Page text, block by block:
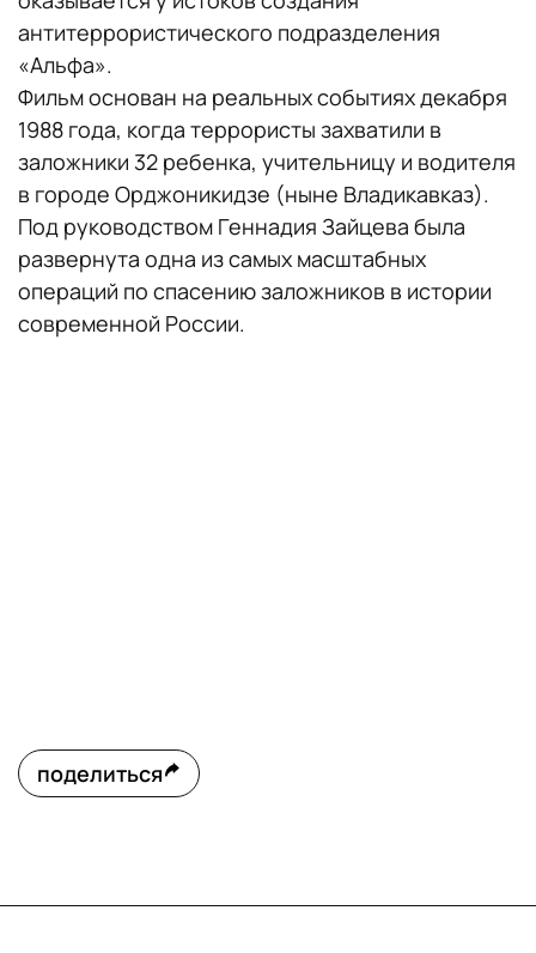
антитеррористического подразделения
«Альфа».
Фильм основан на реальных событиях декабря
1988 года, когда террористы захватили в
заложники 32 ребенка, учительницу и водителя
в городе Орджоникидзе (ныне Владикавказ).
Под руководством Геннадия Зайцева была
развернута одна из самых масштабных
операций по спасению заложников в истории
современной России.
поделиться